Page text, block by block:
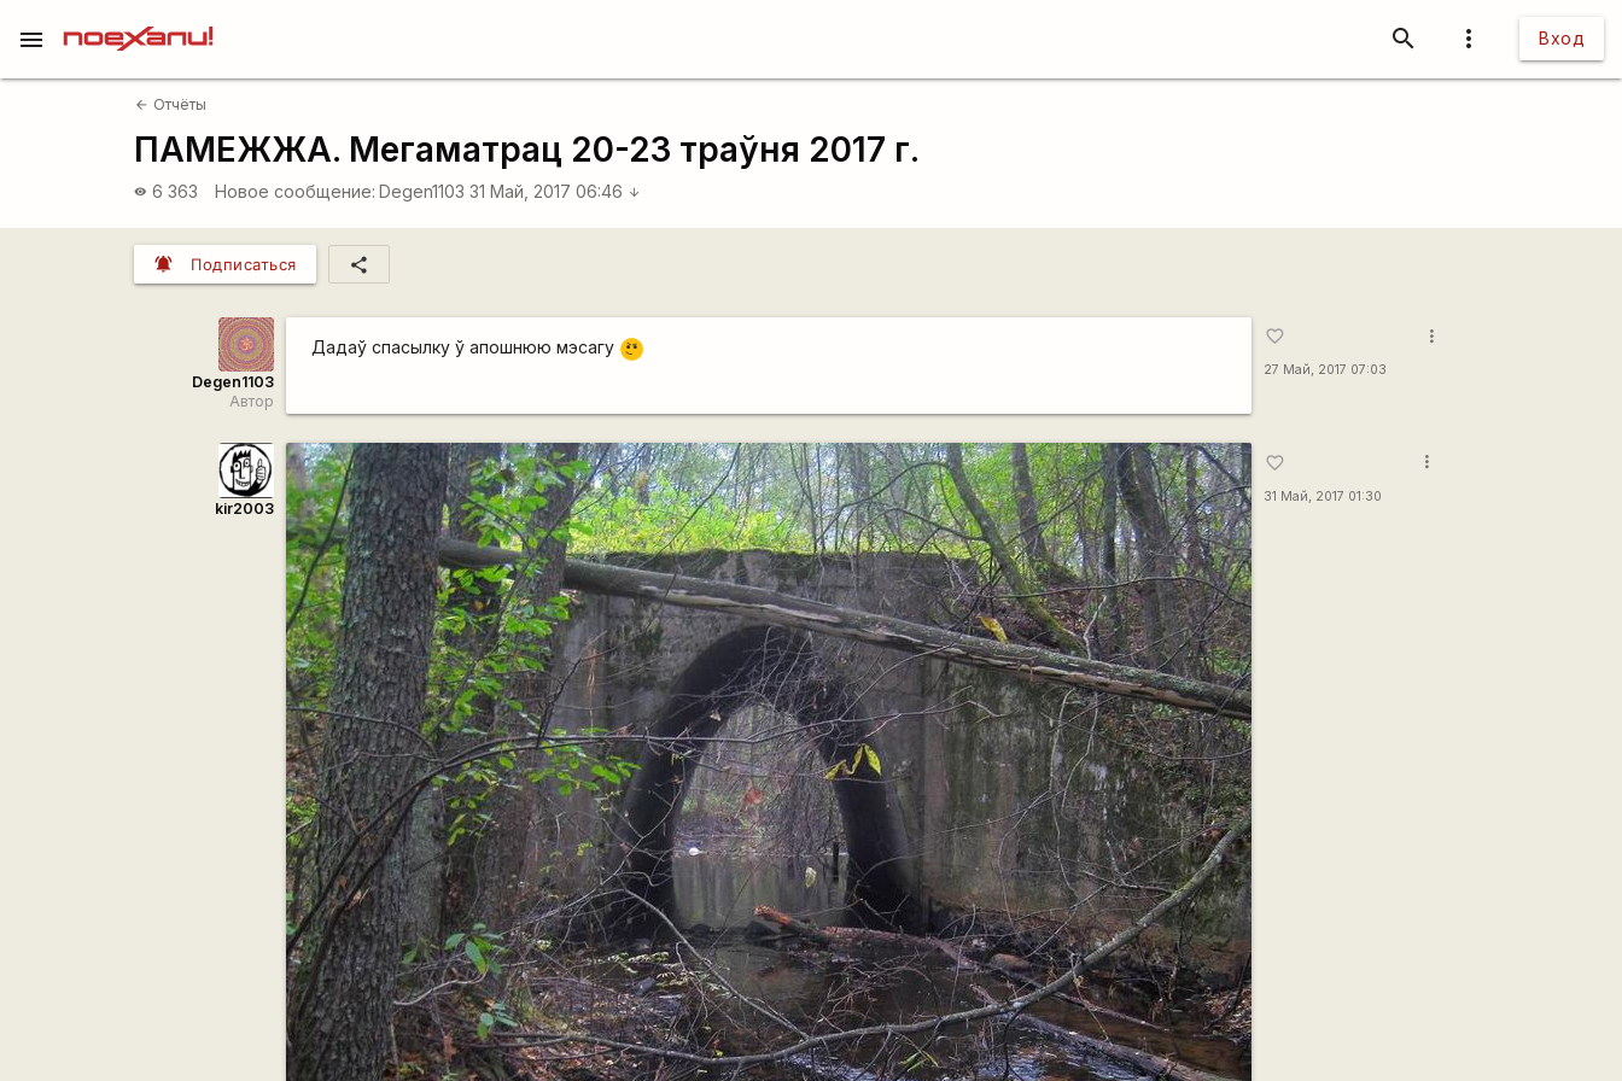
more_vert Вход
search
menu
arrow_back Отчёты
ПАМЕЖЖА. Мегаматрац 20-23 траўня 2017 г.
visibility 6 363 Новое сообщение: Degen1103 31 Май, 2017 06:46 arrow_downward
notifications_active Подписаться share
Degen1103
Автор
Дадаў спасылку ў апошнюю мэсагу
\m
/
favorite_border
27 Май, 2017 07:03
more_vert
kir2003
favorite_border
31 Май, 2017 01:30
more_vert